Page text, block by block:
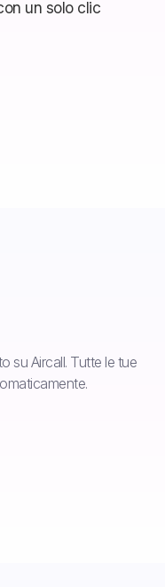
su Aircall. Tutte le tue